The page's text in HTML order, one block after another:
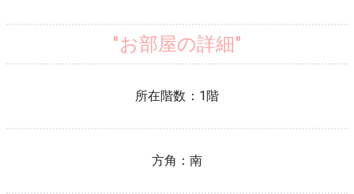
"お部屋の詳細"
所在階数： 1階
方角：南